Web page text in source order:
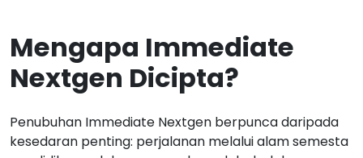
Mengapa Immediate
Nextgen Dicipta?
Penubuhan Immediate Nextgen berpunca daripada
kesedaran penting: perjalanan melalui alam semesta